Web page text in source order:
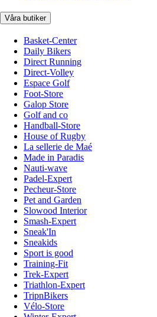
Våra butiker
Basket-Center
Daily Bikers
Direct Running
Direct-Volley
Espace Golf
Foot-Store
Galop Store
Golf and co
Handball-Store
House of Rugby
La sellerie de Maé
Made in Paradis
Nauti-wave
Padel-Expert
Pecheur-Store
Pet and Garden
Slowood Interior
Smash-Expert
Sneak'In
Sneakids
Sport is good
Training-Fit
Trek-Expert
Triathlon-Expert
TripnBikers
Vélo-Store